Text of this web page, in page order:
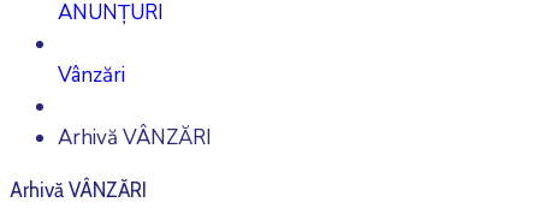
ANUNȚURI
Vânzări
Arhivă VÂNZĂRI
Arhivă VÂNZĂRI